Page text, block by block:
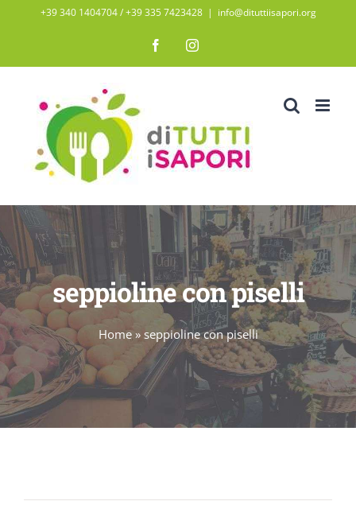
contenuto
+39 340 1404704 / ‭+39 335 7423428‬ | info@dituttiisapori.org
FacebookInstagram
seppioline con piselli
Home» seppioline con piselli